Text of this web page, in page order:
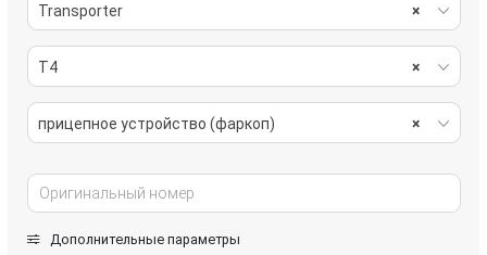
×
Transporter
×
T4
×
прицепное устройство (фаркоп)
Дополнительные параметры